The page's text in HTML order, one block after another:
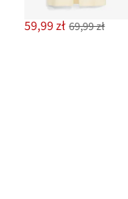
59,99 zł 69,99 zł